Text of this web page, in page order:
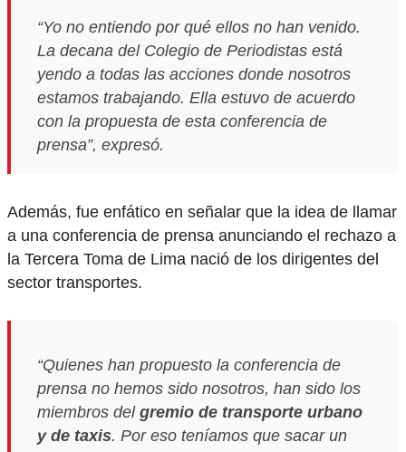
“Yo no entiendo por qué ellos no han venido.
La decana del Colegio de Periodistas está
yendo a todas las acciones donde nosotros
estamos trabajando. Ella estuvo de acuerdo
con la propuesta de esta conferencia de
prensa”, expresó.
Además, fue enfático en señalar que la idea de llamar
a una conferencia de prensa anunciando el rechazo a
la Tercera Toma de Lima nació de los dirigentes del
sector transportes.
“Quienes han propuesto la conferencia de
prensa no hemos sido nosotros, han sido los
miembros del gremio de transporte urbano
y de taxis. Por eso teníamos que sacar un